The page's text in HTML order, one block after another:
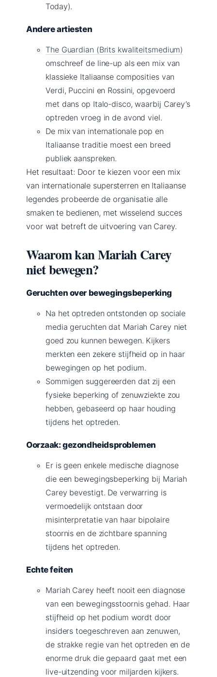
Today).
Andere artiesten
The Guardian (Brits kwaliteitsmedium)
omschreef de line-up als een mix van
klassieke Italiaanse composities van
Verdi, Puccini en Rossini, opgevoerd
met dans op Italo-disco, waarbij Carey’s
optreden vroeg in de avond viel.
De mix van internationale pop en
Italiaanse traditie moest een breed
publiek aanspreken.
Het resultaat: Door te kiezen voor een mix
van internationale supersterren en Italiaanse
legendes probeerde de organisatie alle
smaken te bedienen, met wisselend succes
voor wat betreft de uitvoering van Carey.
Waarom kan Mariah Carey
niet bewegen?
Geruchten over bewegingsbeperking
Na het optreden ontstonden op sociale
media geruchten dat Mariah Carey niet
goed zou kunnen bewegen. Kijkers
merkten een zekere stijfheid op in haar
bewegingen op het podium.
Sommigen suggereerden dat zij een
fysieke beperking of zenuwziekte zou
hebben, gebaseerd op haar houding
tijdens het optreden.
Oorzaak: gezondheidsproblemen
Er is geen enkele medische diagnose
die een bewegingsbeperking bij Mariah
Carey bevestigt. De verwarring is
vermoedelijk ontstaan door
misinterpretatie van haar bipolaire
stoornis en de zichtbare spanning
tijdens het optreden.
Echte feiten
Mariah Carey heeft nooit een diagnose
van een bewegingsstoornis gehad. Haar
stijfheid op het podium wordt door
insiders toegeschreven aan zenuwen,
de strakke regie van het optreden en de
enorme druk die gepaard gaat met een
live-uitzending voor miljarden kijkers.